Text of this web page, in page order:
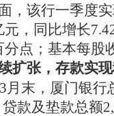
，该行一季度
元，同比增长
分点；基本每股
扩张，存款实
月末，厦门银行
款及垫款总额